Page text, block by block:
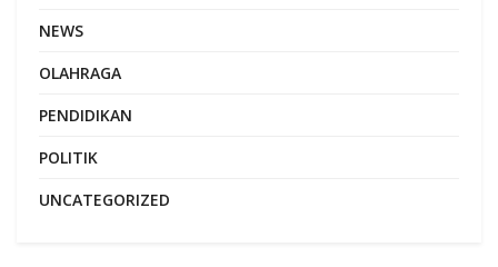
NEWS
OLAHRAGA
PENDIDIKAN
POLITIK
UNCATEGORIZED